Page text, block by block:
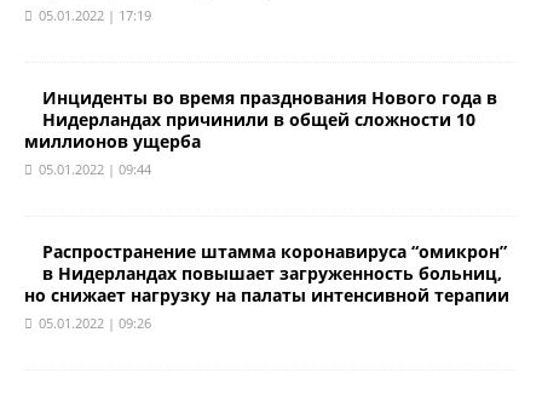
05.01.2022 | 17:19
Инциденты во время празднования Нового года в
Нидерландах причинили в общей сложности 10
миллионов ущерба
05.01.2022 | 09:44
Распространение штамма коронавируса “омикрон”
в Нидерландах повышает загруженность больниц,
но снижает нагрузку на палаты интенсивной терапии
05.01.2022 | 09:26